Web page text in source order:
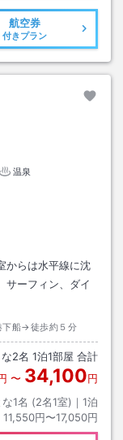
航空券
付きプラン
温泉
からは水平線に沈
サーフィン、ダイ
下船→徒歩約５分
2名 1泊1部屋 合計
〜 34,100円
な1名 (2名1室)｜ 1泊
11,550円〜17,050円